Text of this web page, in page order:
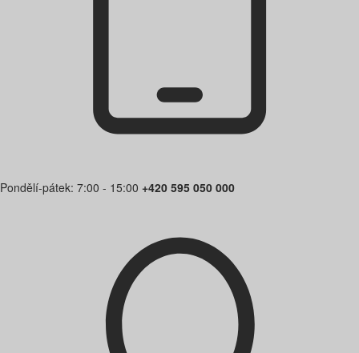
Pondělí-pátek: 7:00 - 15:00 +420 595 050 000